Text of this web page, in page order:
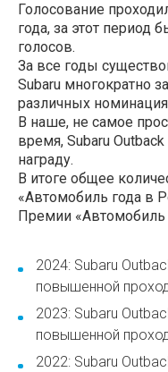
Голосование
года, за этот период
голосов.
За все годы
Subaru многократно
различных
В наше, не самое
время, Subaru
награду.
В итоге общее
«Автомобиль года в
Премии «Автомобиль
2024: Subaru
повышенной
2023: Subaru
повышенной
2022: Subaru